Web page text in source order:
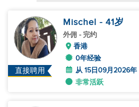
直接聘用
Mischel - 41岁
外佣 - 完约
香港
0年经验
从 15日09月2026年
非常活跃